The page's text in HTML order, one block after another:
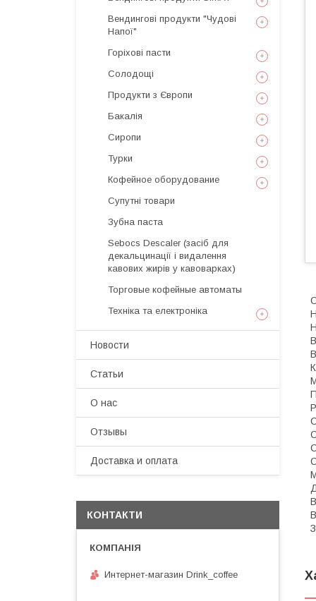
Вендингові продукти "Чудові
Напої"
Горіхові пасти
Солодощі
Продукти з Європи
Бакалія
Сиропи
Турки
Кофейное оборудование
Супутні товари
Зубна паста
Sebocs Descaler (засіб для
декальцинації і видалення
кавових жирів у кавоварках)
Торговые кофейные автоматы
Техніка та електроніка
Новости
Статьи
О нас
Отзывы
Доставка и оплата
КОНТАКТИ
Интернет-магазин Drink_coffee